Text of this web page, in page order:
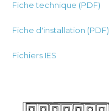
Fiche technique (PDF)
Fiche d'installation (PDF)
Fichiers IES